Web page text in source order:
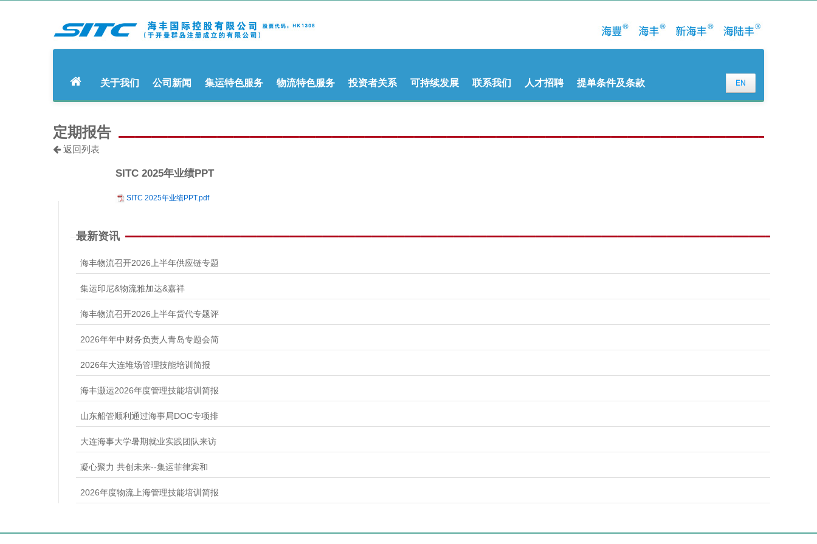
EN
关于我们 公司新闻 集运特色服务 物流特色服务 投资者关系 可持续发展 联系我们 人才招聘 提单条件及条款
定期报告
返回列表
SITC 2025年业绩PPT
SITC 2025年业绩PPT.pdf
最新资讯
海丰物流召开2026上半年供应链专题
集运印尼&物流雅加达&嘉祥
海丰物流召开2026上半年货代专题评
2026年年中财务负责人青岛专题会简
2026年大连堆场管理技能培训简报
海丰灏运2026年度管理技能培训简报
山东船管顺利通过海事局DOC专项排
大连海事大学暑期就业实践团队来访
凝心聚力 共创未来--集运菲律宾和
2026年度物流上海管理技能培训简报